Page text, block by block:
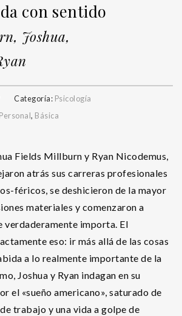
con sentido
Joshua,
Categoría: Psicología
, Básica
Fields Millburn y Ryan Nicodemus,
atrás sus carreras profesionales
féricos, se deshicieron de la mayor
materiales y comenzaron a
verdaderamente importa. El
eso: ir más allá de las cosas
a lo realmente importante de la
Joshua y Ryan indagan en su
el «sueño americano», saturado de
trabajo y una vida a golpe de